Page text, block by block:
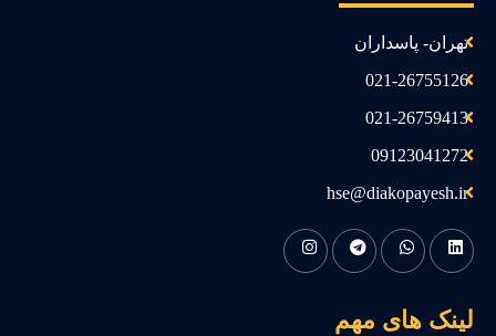
تهران- پاسداران
021-26755126
021-26759413
09123041272
hse@diakopayesh.ir
های مهم